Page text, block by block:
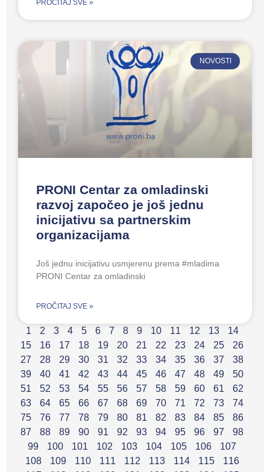
PROČITAJ SVE »
NOVOSTI
PRONI Centar za omladinski
razvoj započeo je još jednu
inicijativu sa partnerskim
organizacijama
Još jednu inicijativu usmjerenu prema #mladima
PRONI Centar za omladinski
PROČITAJ SVE »
1 2 3 4 5 6 7 8 9 10 11 12 13
14
15
16 17 18 19 20 21 22 23 24 25
26
27
28 29 30 31 32 33 34 35 36 37
38
39
40 41 42 43 44 45 46 47 48 49
50
51
52 53 54 55 56 57 58 59 60 61
62
63
64 65 66 67 68 69 70 71 72 73
74
75
76 77 78 79 80 81 82 83 84 85
86
87
88 89 90 91 92 93 94 95 96 97
98
99
100 101 102 103 104 105 106
107
108
109 110 111 112 113 114 115
116